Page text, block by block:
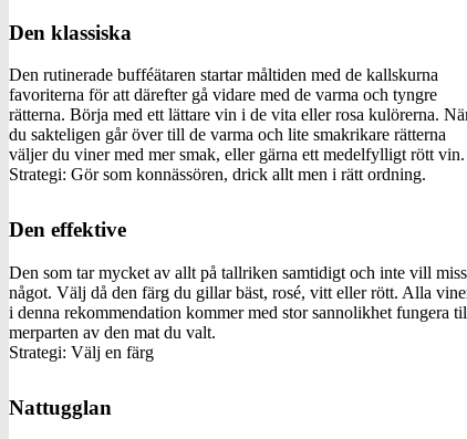
Den klassiska
Den rutinerade bufféätaren startar måltiden med de kallskurna
favoriterna för att därefter gå vidare med de varma och tyngre
rätterna. Börja med ett lättare vin i de vita eller rosa kulörerna.
du sakteligen går över till de varma och lite smakrikare rätterna
väljer du viner med mer smak, eller gärna ett medelfylligt rött vin.
Strategi: Gör som konnässören, drick allt men i rätt ordning.
Den effektive
Den som tar mycket av allt på tallriken samtidigt och inte vill
något. Välj då den färg du gillar bäst, rosé, vitt eller rött. Alla
i denna rekommendation kommer med stor sannolikhet fungera
merparten av den mat du valt.
Strategi: Välj en färg
Nattugglan